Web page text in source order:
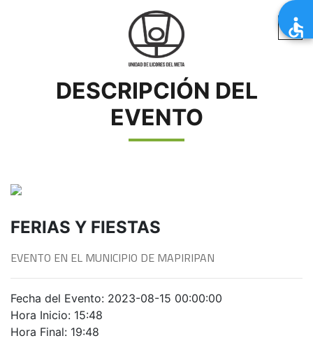
DESCRIPCIÓN DEL
EVENTO
FERIAS Y FIESTAS
EVENTO EN EL MUNICIPIO DE MAPIRIPAN
Fecha del Evento: 2023-08-15 00:00:00
Hora Inicio: 15:48
Hora Final: 19:48